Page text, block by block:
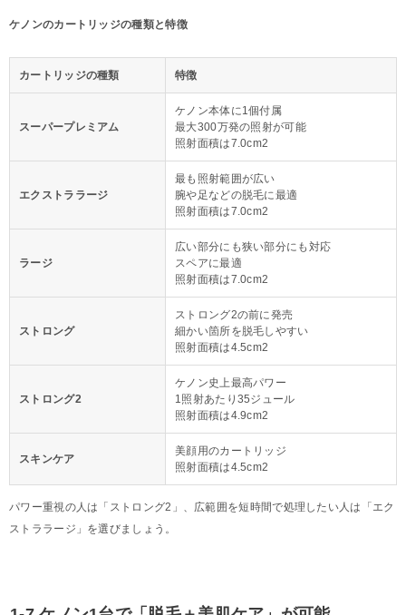
ケノンのカートリッジの種類と特徴
カートリッジの種類 特徴
スーパープレミアム
ケノン本体に1個付属
最大300万発の照射が可能
照射面積は7.0cm2
エクストララージ
最も照射範囲が広い
腕や足などの脱毛に最適
照射面積は7.0cm2
ラージ
広い部分にも狭い部分にも対応
スペアに最適
照射面積は7.0cm2
ストロング
ストロング2の前に発売
細かい箇所を脱毛しやすい
照射面積は4.5cm2
ストロング2
ケノン史上最高パワー
1照射あたり35ジュール
照射面積は4.9cm2
スキンケア
美顔用のカートリッジ
照射面積は4.5cm2
パワー重視の人は「ストロング2」、広範囲を短時間で処理したい人は「エク
ストララージ」を選びましょう。